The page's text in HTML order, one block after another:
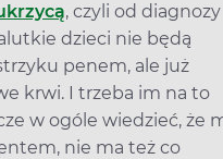
, czyli od diagnozy
dzieci nie będą
penem, ale już
krwi. I trzeba im na to
w ogóle wiedzieć, że
nie ma też co